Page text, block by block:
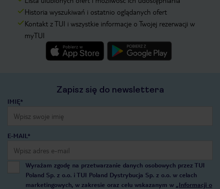
Historia wyszukiwań i ostatnio oglądanych ofert
Kontakt z TUI i wszystkie informacje o Twojej rezerwacji w
myTUI
Zapisz się do newslettera
IMIĘ*
E-MAIL*
Wyrażam zgodę na przetwarzanie danych osobowych przez TUI
Poland Sp. z o.o. i TUI Poland Dystrybucja Sp. z o.o. w celach
marketingowych, w zakresie oraz celu wskazanym w „Informacji o